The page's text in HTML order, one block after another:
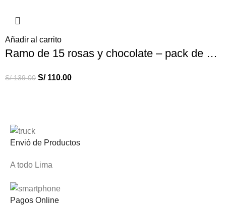
Añadir al carrito
Ramo de 15 rosas y chocolate – pack de rosas hallys
S/139.00 S/110.00
Envió de Productos
A todo Lima
Pagos Online